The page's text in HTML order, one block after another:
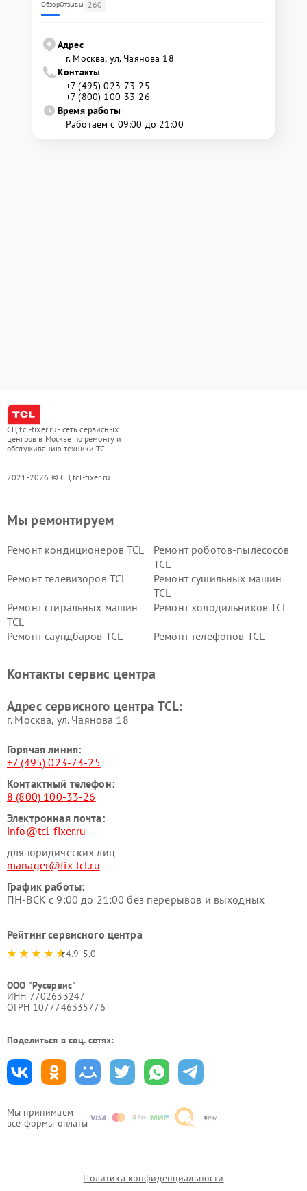
ОбзорОтзывы 260
Адрес
г. Москва, ул. Чаянова 18
Контакты
+7 (495) 023-73-25
+7 (800) 100-33-26
Время работы
Работаем с 09:00 до 21:00
СЦ tcl-fixer.ru - сеть сервисных
центров в Москве по ремонту и
обслуживанию техники TCL
2021-2026 © СЦ tcl-fixer.ru
Мы принимаем
все формы оплаты
Мы ремонтируем
Ремонт кондиционеров TCL
Ремонт роботов-пылесосов
TCL
Ремонт телевизоров TCL
Ремонт сушильных машин
TCL
Ремонт стиральных машин
TCL
Ремонт холодильников TCL
Ремонт саундбаров TCL Ремонт телефонов TCL
Контакты сервис центра
Адрес сервисного центра TCL:
г. Москва, ул. Чаянова 18
Горячая линия:
+7 (495) 023-73-25
Контактный телефон:
8 (800) 100-33-26
Электронная почта:
info@tcl-fixer.ru
для юридических лиц
manager@fix-tcl.ru
График работы:
ПН-ВСК с 9:00 до 21:00 без перерывов и выходных
Рейтинг сервисного центра
4.9-5.0
ООО "Русервис"
ИНН 7702633247
ОГРН 1077746335776
Поделиться в соц. сетях:
Политика конфиденциальности